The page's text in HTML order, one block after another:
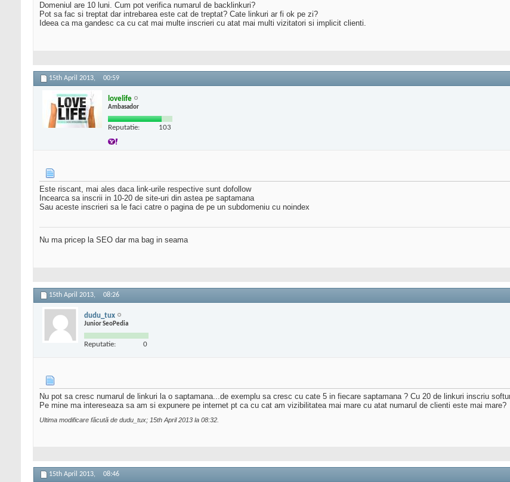
Domeniul are 10 luni. Cum pot verifica numarul de backlinkuri?
Pot sa fac si treptat dar intrebarea este cat de treptat? Cate linkuri ar fi ok pe zi?
Ideea ca ma gandesc ca cu cat mai multe inscrieri cu atat mai multi vizitatori si implicit clienti.
15th April 2013, 00:59
lovelife
Ambasador
Reputatie: 103
Este riscant, mai ales daca link-urile respective sunt dofollow
Incearca sa inscrii in 10-20 de site-uri din astea pe saptamana
Sau aceste inscrieri sa le faci catre o pagina de pe un subdomeniu cu noindex
Nu ma pricep la SEO dar ma bag in seama
15th April 2013, 08:26
dudu_tux
Junior SeoPedia
Reputatie: 0
Nu pot sa cresc numarul de linkuri la o saptamana...de exemplu sa cresc cu cate 5 in fiecare saptamana ? Cu 20 de linkuri inscriu
Pe mine ma intereseaza sa am si expunere pe internet pt ca cu cat am vizibilitatea mai mare cu atat numarul de clienti este mai mare?
Ultima modificare făcută de dudu_tux; 15th April 2013 la 08:32
15th April 2013, 08:46